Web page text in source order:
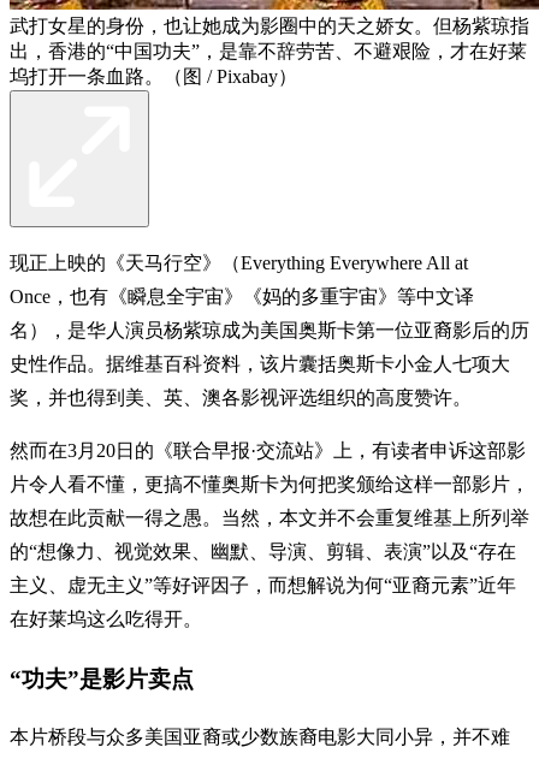
武打女星的身份，也让她成为影圈中的天之娇女。但杨紫琼指
出，香港的“中国功夫”，是靠不辞劳苦、不避艰险，才在好莱
坞打开一条血路。（图 / Pixabay）
现正上映的《天马行空》（Everything Everywhere All at
Once，也有《瞬息全宇宙》《妈的多重宇宙》等中文译
名），是华人演员杨紫琼成为美国奥斯卡第一位亚裔影后的历
史性作品。据维基百科资料，该片囊括奥斯卡小金人七项大
奖，并也得到美、英、澳各影视评选组织的高度赞许。
然而在3月20日的《联合早报·交流站》上，有读者申诉这部影
片令人看不懂，更搞不懂奥斯卡为何把奖颁给这样一部影片，
故想在此贡献一得之愚。当然，本文并不会重复维基上所列举
的“想像力、视觉效果、幽默、导演、剪辑、表演”以及“存在
主义、虚无主义”等好评因子，而想解说为何“亚裔元素”近年
在好莱坞这么吃得开。
“功夫”是影片卖点
本片桥段与众多美国亚裔或少数族裔电影大同小异，并不难